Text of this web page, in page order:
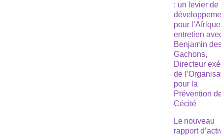
: un levier de
pour
entretien
Benjamin
Gachons,
Directeur
de
pour la
Prévention
Cécité
Le nouveau
rapport